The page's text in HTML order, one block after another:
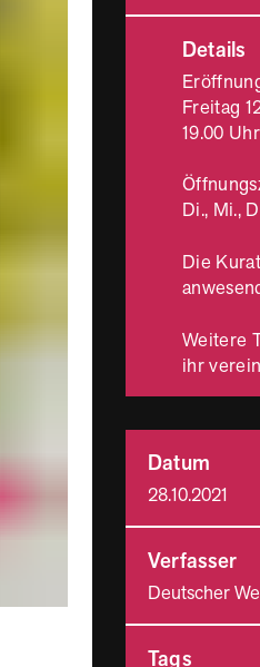
Details
Freitag
19.00 Uhr
Di., Mi.,
Die
Weitere
ihr
Datum
28.10.2021
Verfasser
Deutscher
Tags